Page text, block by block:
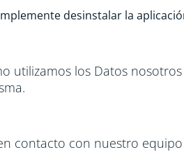
desinstalar la
utilizamos los Datos
contacto con nuestro